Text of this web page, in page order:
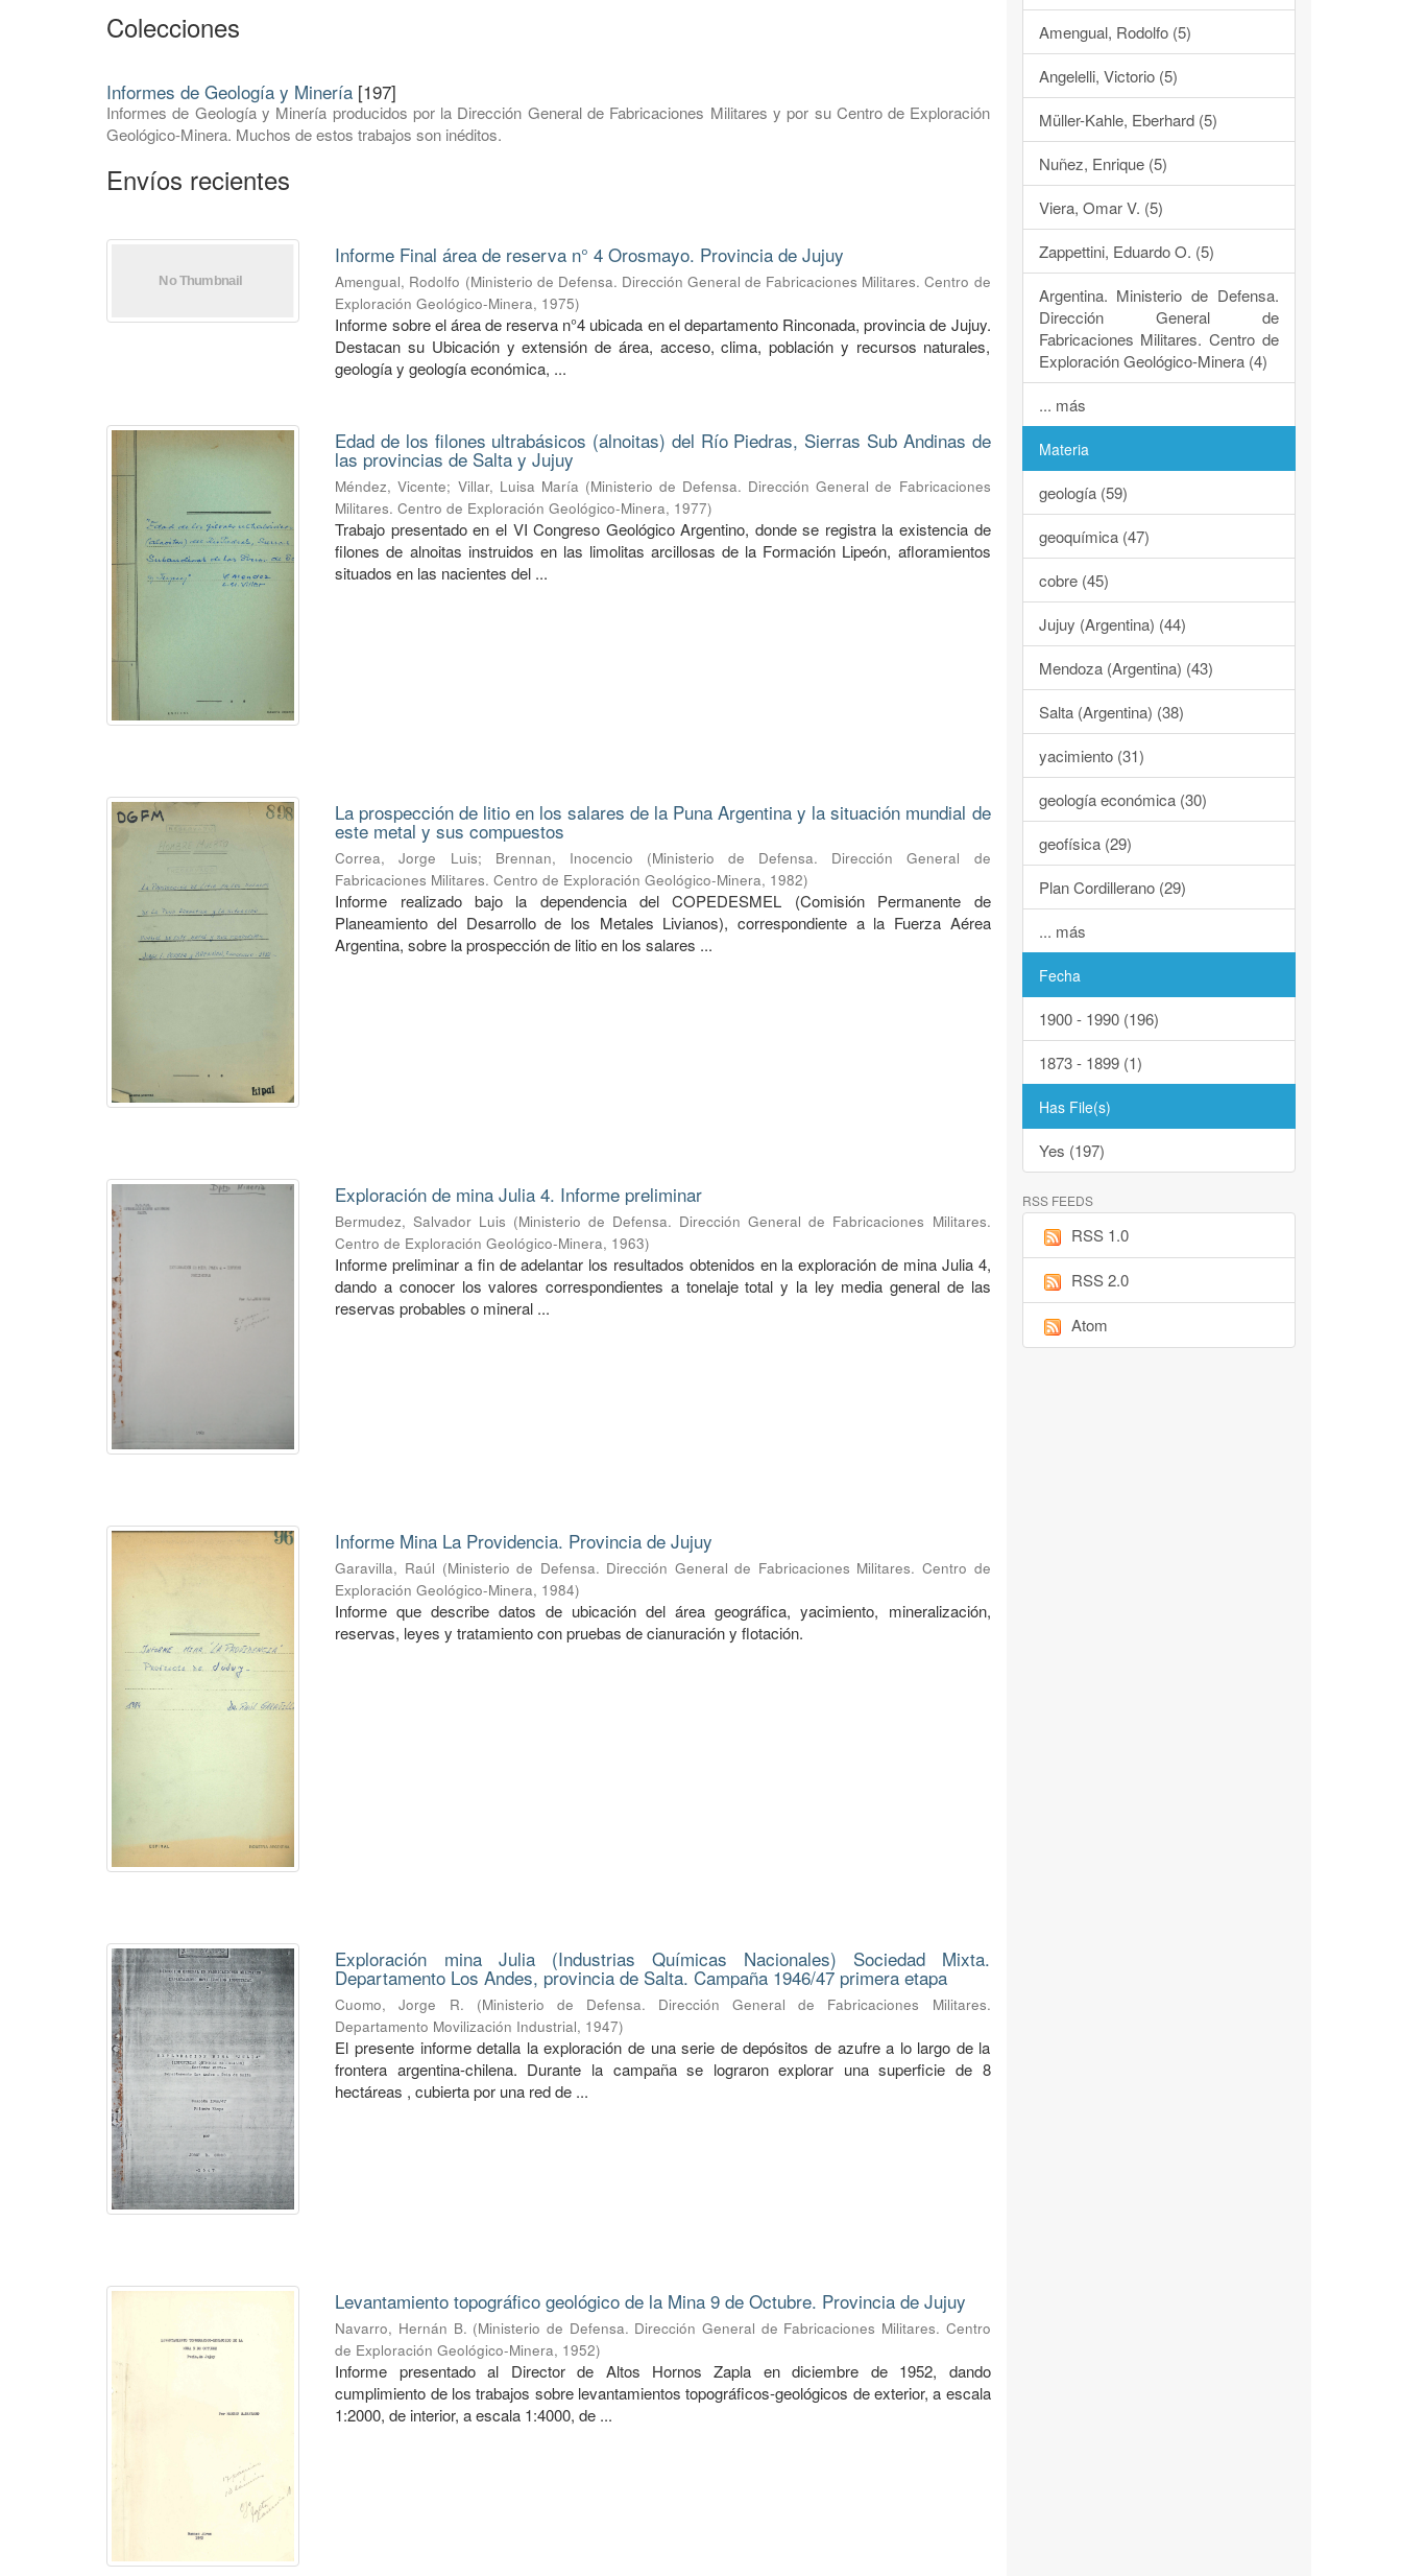
Colecciones
Informes de Geología y Minería [197]
Informes de Geología y Minería producidos por la Dirección General de Fabricaciones Militares y por su Centro de Exploración
Geológico-Minera. Muchos de estos trabajos son inéditos.
Envíos recientes
Informe Final área de reserva n° 4 Orosmayo. Provincia de Jujuy
Amengual, Rodolfo (Ministerio de Defensa. Dirección General de Fabricaciones Militares. Centro de
Exploración Geológico-Minera, 1975)
Informe sobre el área de reserva n°4 ubicada en el departamento Rinconada, provincia de Jujuy.
Destacan su Ubicación y extensión de área, acceso, clima, población y recursos naturales,
geología y geología económica, ...
Edad de los filones ultrabásicos (alnoitas) del Río Piedras, Sierras Sub Andinas de
las provincias de Salta y Jujuy
Méndez, Vicente; Villar, Luisa María (Ministerio de Defensa. Dirección General de Fabricaciones
Militares. Centro de Exploración Geológico-Minera, 1977)
Trabajo presentado en el VI Congreso Geológico Argentino, donde se registra la existencia de
filones de alnoitas instruidos en las limolitas arcillosas de la Formación Lipeón, afloramientos
situados en las nacientes del ...
La prospección de litio en los salares de la Puna Argentina y la situación mundial de
este metal y sus compuestos
Correa, Jorge Luis; Brennan, Inocencio (Ministerio de Defensa. Dirección General de
Fabricaciones Militares. Centro de Exploración Geológico-Minera, 1982)
Informe realizado bajo la dependencia del COPEDESMEL (Comisión Permanente de
Planeamiento del Desarrollo de los Metales Livianos), correspondiente a la Fuerza Aérea
Argentina, sobre la prospección de litio en los salares ...
Exploración de mina Julia 4. Informe preliminar
Bermudez, Salvador Luis (Ministerio de Defensa. Dirección General de Fabricaciones Militares.
Centro de Exploración Geológico-Minera, 1963)
Informe preliminar a fin de adelantar los resultados obtenidos en la exploración de mina Julia 4,
dando a conocer los valores correspondientes a tonelaje total y la ley media general de las
reservas probables o mineral ...
Informe Mina La Providencia. Provincia de Jujuy
Garavilla, Raúl (Ministerio de Defensa. Dirección General de Fabricaciones Militares. Centro de
Exploración Geológico-Minera, 1984)
Informe que describe datos de ubicación del área geográfica, yacimiento, mineralización,
reservas, leyes y tratamiento con pruebas de cianuración y flotación.
Exploración mina Julia (Industrias Químicas Nacionales) Sociedad Mixta.
Departamento Los Andes, provincia de Salta. Campaña 1946/47 primera etapa
Cuomo, Jorge R. (Ministerio de Defensa. Dirección General de Fabricaciones Militares.
Departamento Movilización Industrial, 1947)
El presente informe detalla la exploración de una serie de depósitos de azufre a lo largo de la
frontera argentina-chilena. Durante la campaña se lograron explorar una superficie de 8
hectáreas , cubierta por una red de ...
Levantamiento topográfico geológico de la Mina 9 de Octubre. Provincia de Jujuy
Navarro, Hernán B. (Ministerio de Defensa. Dirección General de Fabricaciones Militares. Centro
de Exploración Geológico-Minera, 1952)
Informe presentado al Director de Altos Hornos Zapla en diciembre de 1952, dando
cumplimiento de los trabajos sobre levantamientos topográficos-geológicos de exterior, a escala
1:2000, de interior, a escala 1:4000, de ...
Amengual, Rodolfo (5)
Angelelli, Victorio (5)
Müller-Kahle, Eberhard (5)
Nuñez, Enrique (5)
Viera, Omar V. (5)
Zappettini, Eduardo O. (5)
Argentina. Ministerio de Defensa.
Dirección General de
Fabricaciones Militares. Centro de
Exploración Geológico-Minera (4)
... más
Materia
geología (59)
geoquímica (47)
cobre (45)
Jujuy (Argentina) (44)
Mendoza (Argentina) (43)
Salta (Argentina) (38)
yacimiento (31)
geología económica (30)
geofísica (29)
Plan Cordillerano (29)
... más
Fecha
1900 - 1990 (196)
1873 - 1899 (1)
Has File(s)
Yes (197)
RSS FEEDS
RSS 1.0
RSS 2.0
Atom